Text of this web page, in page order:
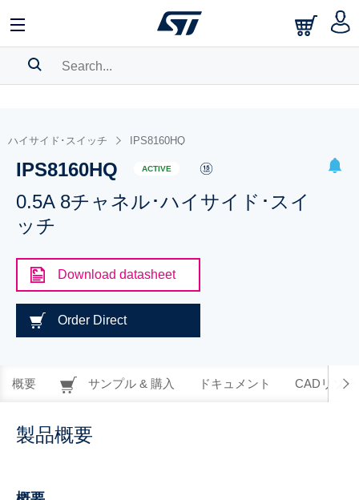
BOOKMARK
Pleaselog into show your saved searches.
ハイサイド･スイッチ IPS8160HQ
IPS8160HQ ACTIVE
0.5A 8チャネル･ハイサイド･スイ
ッチ
Download datasheet
Order Direct
概要 サンプル & 購入 ドキュメント CADリソー
製品概要